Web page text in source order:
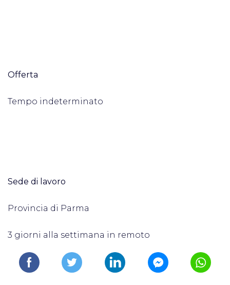
Offerta
Tempo indeterminato
Sede di lavoro
Provincia di Parma
3 giorni alla settimana in remoto